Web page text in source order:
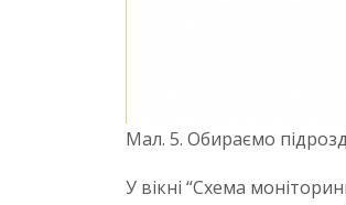
Мал. 5. Обираємо
У вікні “Схема